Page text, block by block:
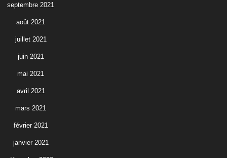
septembre 2021
août 2021
juillet 2021
juin 2021
mai 2021
avril 2021
mars 2021
février 2021
janvier 2021